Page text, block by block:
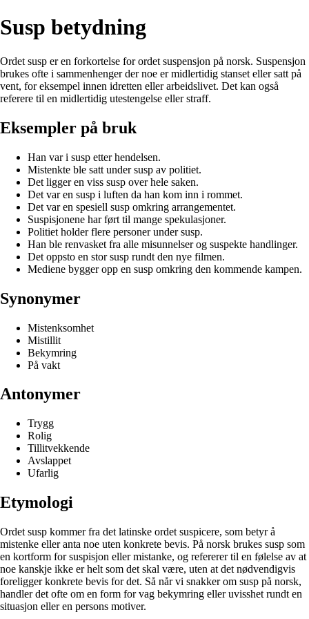
Susp betydning
Ordet susp er en forkortelse for ordet suspensjon på norsk. Suspensjon
brukes ofte i sammenhenger der noe er midlertidig stanset eller satt på
vent, for eksempel innen idretten eller arbeidslivet. Det kan også
referere til en midlertidig utestengelse eller straff.
Eksempler på bruk
Han var i susp etter hendelsen.
Mistenkte ble satt under susp av politiet.
Det ligger en viss susp over hele saken.
Det var en susp i luften da han kom inn i rommet.
Det var en spesiell susp omkring arrangementet.
Suspisjonene har ført til mange spekulasjoner.
Politiet holder flere personer under susp.
Han ble renvasket fra alle misunnelser og suspekte handlinger.
Det oppsto en stor susp rundt den nye filmen.
Mediene bygger opp en susp omkring den kommende kampen.
Synonymer
Mistenksomhet
Mistillit
Bekymring
På vakt
Antonymer
Trygg
Rolig
Tillitvekkende
Avslappet
Ufarlig
Etymologi
Ordet susp kommer fra det latinske ordet suspicere, som betyr å
mistenke eller anta noe uten konkrete bevis. På norsk brukes susp som
en kortform for suspisjon eller mistanke, og refererer til en følelse av at
noe kanskje ikke er helt som det skal være, uten at det nødvendigvis
foreligger konkrete bevis for det. Så når vi snakker om susp på norsk,
handler det ofte om en form for vag bekymring eller uvisshet rundt en
situasjon eller en persons motiver.